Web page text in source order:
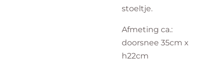
stoeltje.
Afmeting ca.:
doorsnee 35cm x
h22cm